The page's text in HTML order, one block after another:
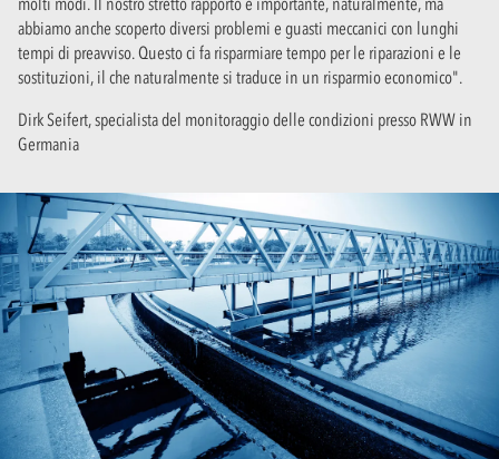
abbiamo anche scoperto diversi problemi e guasti meccanici con lunghi
tempi di preavviso. Questo ci fa risparmiare tempo per le riparazioni e le
sostituzioni, il che naturalmente si traduce in un risparmio economico".
Dirk Seifert, specialista del monitoraggio delle condizioni presso RWW in
Germania